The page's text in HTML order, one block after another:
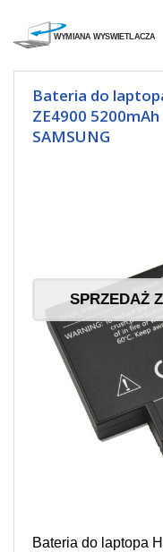
Bateria do
ZE4900
SAMSUNG
SPRZEDAŻ
Bateria do laptopa